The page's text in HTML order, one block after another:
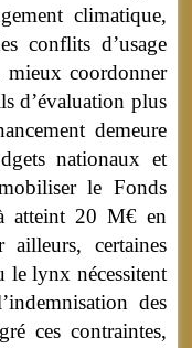
climatique,
conflits d’usage
mieux coordonner
d’évaluation plus
demeure
nationaux et
le Fonds
atteint 20 M€ en
certaines
le lynx nécessitent
des
ces contraintes,